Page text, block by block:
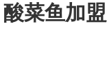
酸菜鱼加